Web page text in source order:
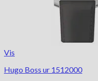
Vis
Hugo Boss ur 1512000